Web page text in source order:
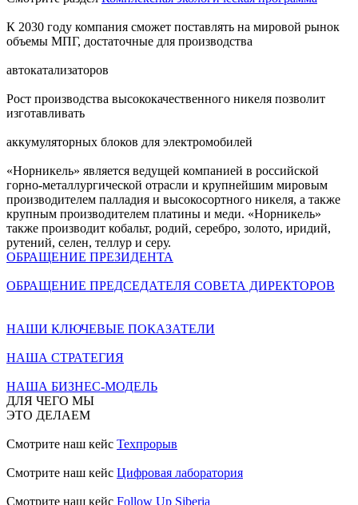
К 2030 году компания сможет поставлять на мировой рынок
объемы МПГ, достаточные для производства
автокатализаторов
Рост производства высококачественного никеля позволит
изготавливать
аккумуляторных блоков для электромобилей
«Норникель» является ведущей компанией в российской
горно-металлургической отрасли и крупнейшим мировым
производителем палладия и высокосортного никеля, а также
крупным производителем платины и меди. «Норникель»
также производит кобальт, родий, серебро, золото, иридий,
рутений, селен, теллур и серу.
ОБРАЩЕНИЕ ПРЕЗИДЕНТА
ОБРАЩЕНИЕ ПРЕДСЕДАТЕЛЯ СОВЕТА ДИРЕКТОРОВ
НАШИ КЛЮЧЕВЫЕ ПОКАЗАТЕЛИ
НАША СТРАТЕГИЯ
НАША БИЗНЕС-МОДЕЛЬ
ДЛЯ ЧЕГО МЫ
ЭТО ДЕЛАЕМ
Смотрите наш кейс Техпрорыв
Смотрите наш кейс Цифровая лаборатория
Смотрите наш кейс Follow Up Siberia